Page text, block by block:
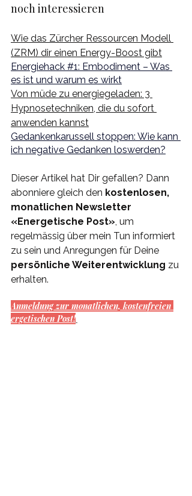
noch interessieren
Wie das Zürcher Ressourcen Modell
(ZRM) dir einen Energy-Boost gibt
Energiehack #1: Embodiment – Was
es ist und warum es wirkt
Von müde zu energiegeladen: 3
Hypnosetechniken, die du sofort
anwenden kannst
Gedankenkarussell stoppen: Wie kann
ich negative Gedanken loswerden?
Dieser Artikel hat Dir gefallen? Dann
abonniere gleich den kostenlosen,
monatlichen Newsletter
«Energetische Post» , um
regelmässig über mein Tun informiert
zu sein und Anregungen für Deine
persönliche Weiterentwicklung zu
erhalten.
Anmeldung zur monatlichen, kostenfreien
ergetischen Post!